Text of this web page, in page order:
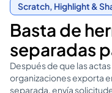
Scratch, Highlight &
Basta de
separadas
Después de que las
organizaciones exporta
separada, envía